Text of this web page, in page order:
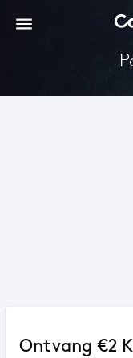
Ontvang €2